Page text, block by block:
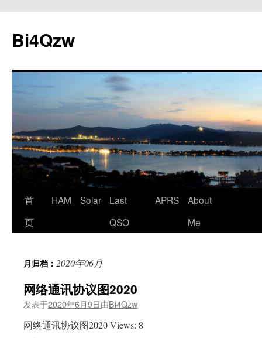
正
文
Bi4Qzw
首
页
HAM Solar
Last
QSO
APRS
About
Me
月归档： 2020年06月
网络通讯协议图2020
发表于2020年6月9日由Bi4Qzw
网络通讯协议图2020 Views: 8